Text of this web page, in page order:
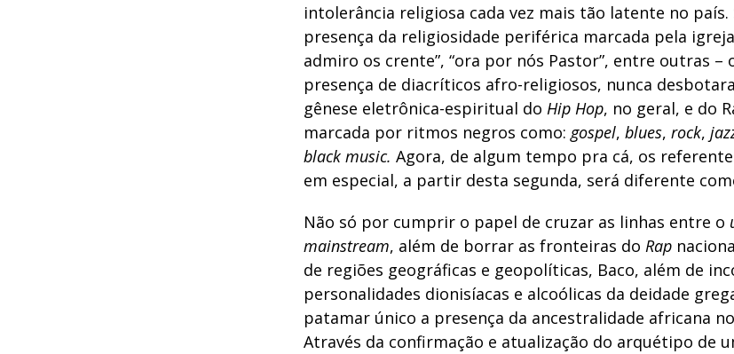
intolerância religiosa cada vez mais tão latente no país.
presença da religiosidade periférica marcada pela
admiro os crente”, “ora por nós Pastor”, entre outras –
presença de diacríticos afro-religiosos, nunca
gênese eletrônica-espiritual do Hip Hop, no geral, e do
marcada por ritmos negros como: gospel, blues, rock,
black music. Agora, de algum tempo pra cá, os
em especial, a partir desta segunda, será diferente
Não só por cumprir o papel de cruzar as linhas entre o
mainstream, além de borrar as fronteiras do Rap
de regiões geográficas e geopolíticas, Baco, além de
personalidades dionisíacas e alcoólicas da deidade
patamar único a presença da ancestralidade africana
Através da confirmação e atualização do arquétipo de